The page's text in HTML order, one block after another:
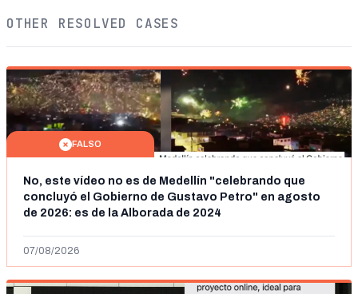
OTHER RESOLVED CASES
FALSO
No, este vídeo no es de Medellín "celebrando que
concluyó el Gobierno de Gustavo Petro" en agosto
de 2026: es de la Alborada de 2024
07/08/2026